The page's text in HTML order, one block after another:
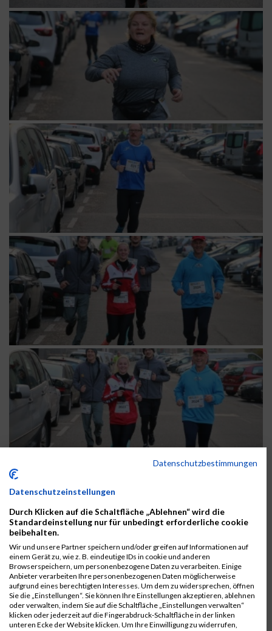
« 1 2 3 4 5 6 7 8 9 10
»
Samstag, 26. November 2016
192 photos
Datenschutzbestimmungen
Datenschutzeinstellungen
Durch Klicken auf die Schaltfläche „Ablehnen“ wird die
Standardeinstellung nur für unbedingt erforderliche cookie
beibehalten.
Wir und unsere Partner speichern und/oder greifen auf Informationen auf
einem Gerät zu, wie z. B. eindeutige IDs in cookie und anderen
Browserspeichern, um personenbezogene Daten zu verarbeiten. Einige
Anbieter verarbeiten Ihre personenbezogenen Daten möglicherweise
aufgrund eines berechtigten Interesses. Um dem zu widersprechen, öffnen
Sie die „Einstellungen“. Sie können Ihre Einstellungen akzeptieren, ablehnen
oder verwalten, indem Sie auf die Schaltfläche „Einstellungen verwalten“
klicken oder jederzeit auf die Fingerabdruck-Schaltfläche in der linken
unteren Ecke der Website klicken. Um Ihre Einwilligung zu widerrufen,